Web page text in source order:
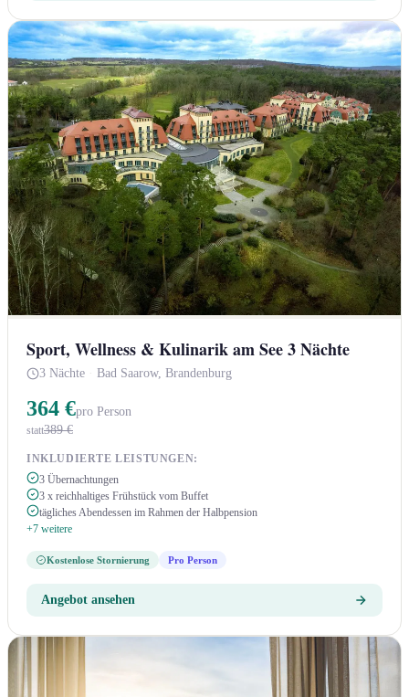
Sport, Wellness & Kulinarik am See 3 Nächte
3 Nächte · Bad Saarow, Brandenburg
364 €pro Person
statt389 €
INKLUDIERTE LEISTUNGEN:
3 Übernachtungen
3 x reichhaltiges Frühstück vom Buffet
tägliches Abendessen im Rahmen der Halbpension
+7 weitere
Kostenlose Stornierung Pro Person
Angebot ansehen